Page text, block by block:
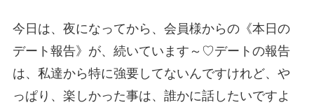
今日は、夜になってから、会員様からの《本日の
デート報告》が、続いています～♡デートの報告
は、私達から特に強要してないんですけれど、や
っぱり、楽しかった事は、誰かに話したいですよ